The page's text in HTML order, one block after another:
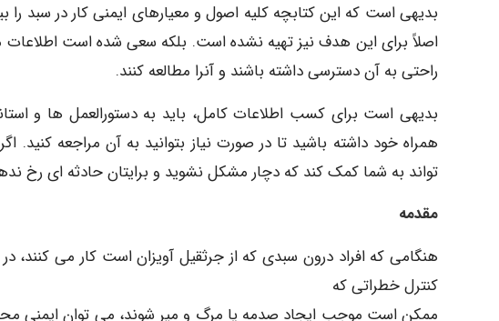
بدیهی است که این کتابچه کلیه اصول و معیارهای ایمنی کار در سبد
اصلاً برای این هدف نیز تهیه نشده است. بلکه سعی شده است اطلاعات
راحتی به آن دسترسی داشته باشند و آنرا مطالعه کنند.
بدیهی است برای کسب اطلاعات کامل، باید به دستورالعمل ها و
همراه خود داشته باشید تا در صورت نیاز بتوانید به آن مراجعه کنید.
تواند به شما کمک کند که دچار مشکل نشوید و برایتان حادثه ای رخ
مقدمه
هنگامی که افراد درون سبدی که از جرثقیل آویزان است کار می کنند،
کنترل خطراتی که
ممکن است موجب ایجاد صدمه یا مرگ و میر شوند، می توان ایمنی